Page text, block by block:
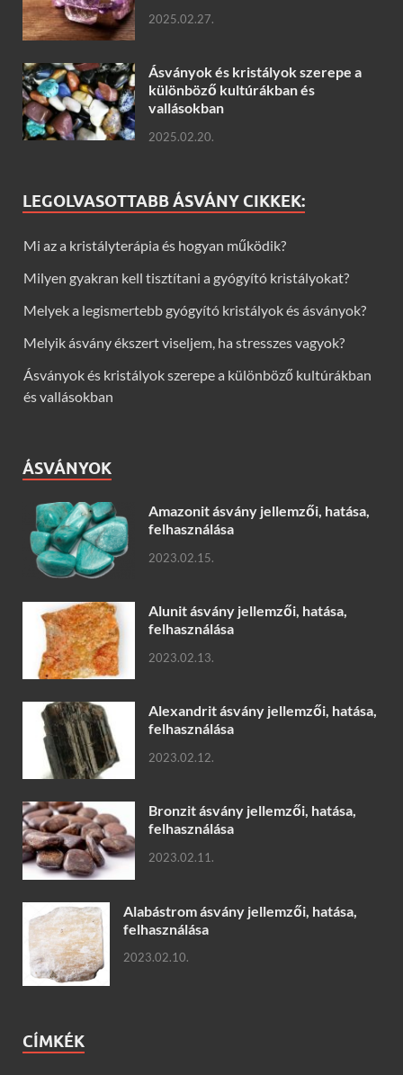
2025.02.27.
Ásványok és kristályok szerepe a
különböző kultúrákban és
vallásokban
2025.02.20.
LEGOLVASOTTABB ÁSVÁNY CIKKEK:
Mi az a kristályterápia és hogyan működik?
Milyen gyakran kell tisztítani a gyógyító kristályokat?
Melyek a legismertebb gyógyító kristályok és ásványok?
Melyik ásvány ékszert viseljem, ha stresszes vagyok?
Ásványok és kristályok szerepe a különböző kultúrákban
és vallásokban
ÁSVÁNYOK
Amazonit ásvány jellemzői, hatása,
felhasználása
2023.02.15.
Alunit ásvány jellemzői, hatása,
felhasználása
2023.02.13.
Alexandrit ásvány jellemzői, hatása,
felhasználása
2023.02.12.
Bronzit ásvány jellemzői, hatása,
felhasználása
2023.02.11.
Alabástrom ásvány jellemzői, hatása,
felhasználása
2023.02.10.
CÍMKÉK